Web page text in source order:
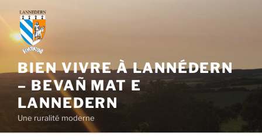
contenu
principal
BIEN VIVRE À LANNÉDERN
– BEVAÑ MAT E
LANNEDERN
Une ruralité moderne